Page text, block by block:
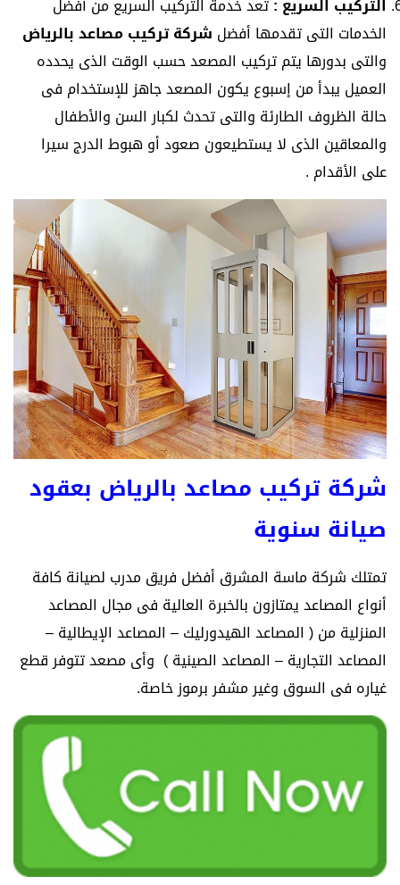
التركيب السريع :تعد خدمة التركيب السريع من أفضل
الخدمات التى تقدمها أفضل شركة تركيب مصاعد بالرياض
والتى بدورها يتم تركيب المصعد حسب الوقت الذى يحدده
العميل يبدأ من إسبوع يكون المصعد جاهز للإستخدام فى
حالة الظروف الطارئة والتى تحدث لكبار السن والأطفال
والمعاقين الذى لا يستطيعون صعود أو هبوط الدرج سيرا
على الأقدام .
شركة تركيب مصاعد بالرياض بعقود
صيانة سنوية
تمتلك شركة ماسة المشرق أفضل فريق مدرب لصيانة كافة
أنواع المصاعد يمتازون بالخبرة العالية فى مجال المصاعد
المنزلية من ( المصاعد الهيدورليك – المصاعد الإيطالية –
المصاعد التجارية – المصاعد الصينية ) وأى مصعد تتوفر قطع
غياره فى السوق وغير مشفر برموز خاصة.